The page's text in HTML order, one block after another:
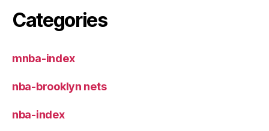
Categories
mnba-index
nba-brooklyn nets
nba-index